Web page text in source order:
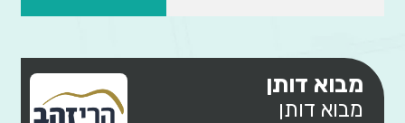
מבוא דותן
מבוא דותן